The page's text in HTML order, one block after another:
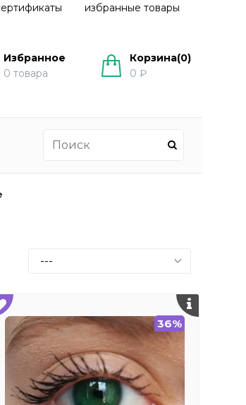
избранные товары
Избранное
0 товара
Корзина(0)
0 ₽
36%